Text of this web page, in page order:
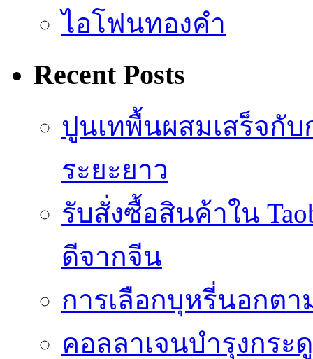
ไอโฟนทองคำ
Recent Posts
ปูนเทพื้นผสมเสร็จกั
ระยะยาว
รับสั่งซื้อสินค้าใน
ดีจากจีน
การเลือกบุหรี่นอกต
คอลลาเจนบำรุงกระ